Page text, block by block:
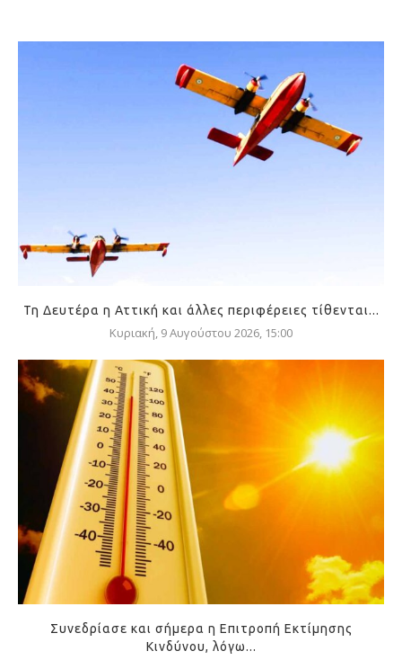
Τη Δευτέρα η Αττική και άλλες περιφέρειες τίθενται...
Κυριακή, 9 Αυγούστου 2026, 15:00
Συνεδρίασε και σήμερα η Επιτροπή Εκτίμησης
Κινδύνου, λόγω...